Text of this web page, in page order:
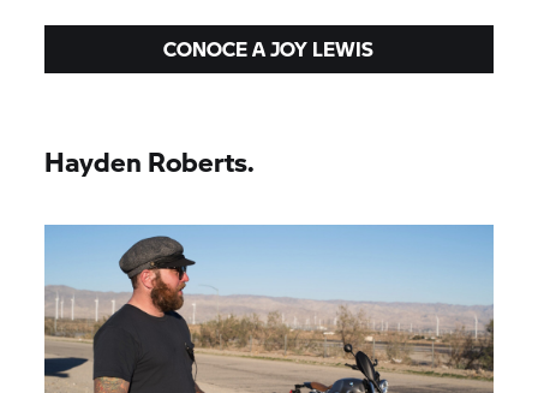
CONOCE A JOY LEWIS
Hayden Roberts.